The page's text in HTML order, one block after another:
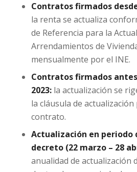
Contratos firmados
la renta se actualiza
de Referencia para la
Arrendamientos de
mensualmente por el INE.
Contratos firmados
2023:la actualización se
la cláusula de actualización
contrato.
Actualización en periodo
decreto (22 marzo – 28
anualidad de actualización